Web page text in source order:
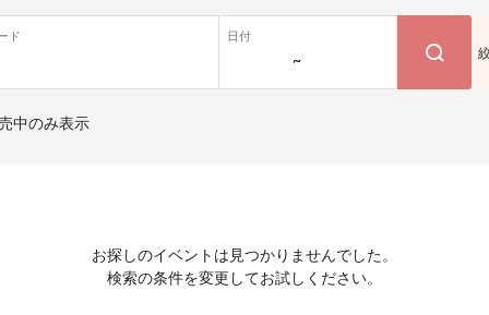
ド 日付
~
中のみ表示
お探しのイベントは見つかりませんでした。
検索の条件を変更してお試しください。